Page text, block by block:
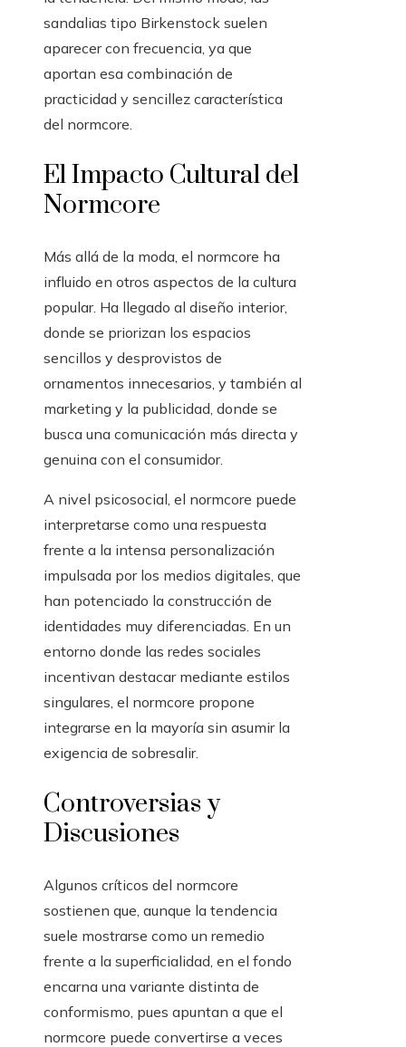
sandalias tipo Birkenstock suelen
aparecer con frecuencia, ya que
aportan esa combinación de
practicidad y sencillez característica
del normcore.
El Impacto Cultural del
Normcore
Más allá de la moda, el normcore ha
influido en otros aspectos de la cultura
popular. Ha llegado al diseño interior,
donde se priorizan los espacios
sencillos y desprovistos de
ornamentos innecesarios, y también al
marketing y la publicidad, donde se
busca una comunicación más directa y
genuina con el consumidor.
A nivel psicosocial, el normcore puede
interpretarse como una respuesta
frente a la intensa personalización
impulsada por los medios digitales, que
han potenciado la construcción de
identidades muy diferenciadas. En un
entorno donde las redes sociales
incentivan destacar mediante estilos
singulares, el normcore propone
integrarse en la mayoría sin asumir la
exigencia de sobresalir.
Controversias y
Discusiones
Algunos críticos del normcore
sostienen que, aunque la tendencia
suele mostrarse como un remedio
frente a la superficialidad, en el fondo
encarna una variante distinta de
conformismo, pues apuntan a que el
normcore puede convertirse a veces